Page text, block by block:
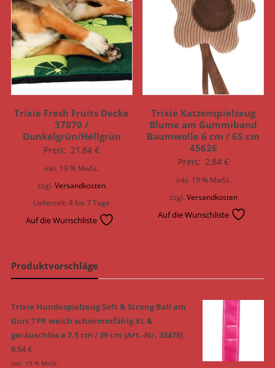
Trixie Fresh Fruits Decke
37070 /
Dunkelgrün/Hellgrün
Preis: 21,84€
inkl. 19 % MwSt.
zzgl.Versandkosten
Lieferzeit:4 bis 7 Tage
Auf die Wunschliste
Trixie Katzenspielzeug
Blume am Gummiband
Baumwolle 6 cm / 65 cm
45626
Preis: 2,84 €
inkl. 19 % MwSt.
zzgl. Versandkosten
Auf die Wunschliste
Produktvorschläge
Trixie Hundespielzeug Soft & Strong Ball am
Gurt TPR weich schwimmfähig XL &
geräuschlos ø 7,5 cm / 29 cm (Art.-Nr. 33478)
8,54€
inkl. 19 % MwSt.